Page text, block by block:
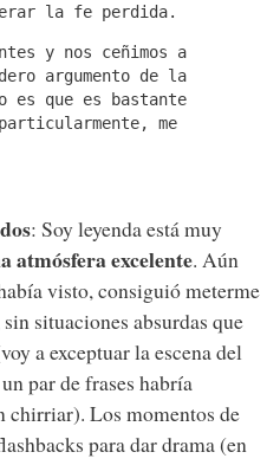
la fe perdida.
y nos ceñimos a
argumento de la
es que es bastante
me
: Soy leyenda está muy
atmósfera excelente. Aún
visto, consiguió meterme
situaciones absurdas que
a exceptuar la escena del
par de frases habría
chirriar). Los momentos de
para dar drama (en